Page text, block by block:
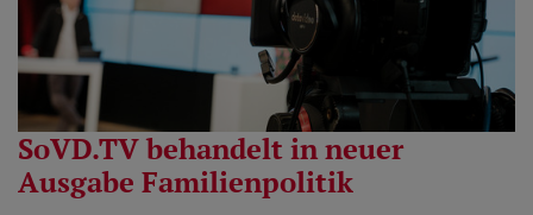
SoVD.TV behandelt in neuer
Ausgabe Familienpolitik